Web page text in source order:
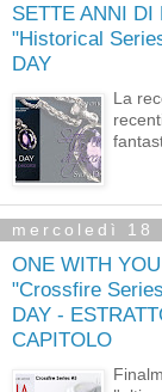
SETTE ANNI DI
"Historical
DAY
La
mercoledì 18
ONE WITH
"Crossfire
DAY -
CAPITOLO